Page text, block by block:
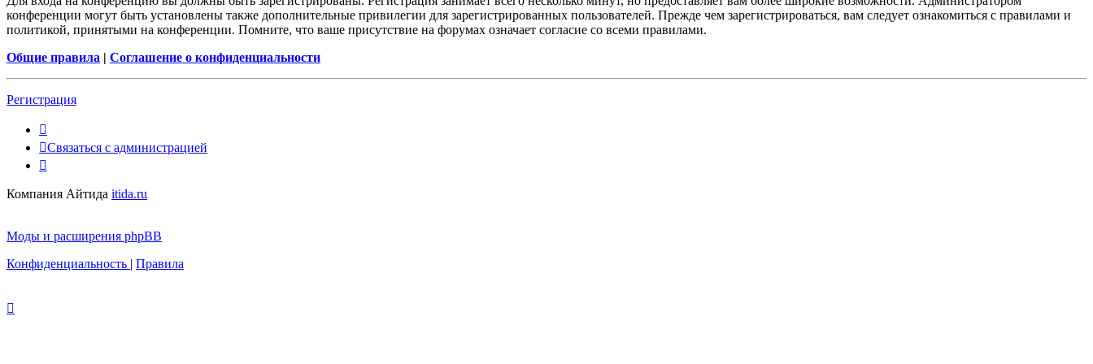
конференции могут быть установлены также дополнительные привилегии для зарегистрированных пользователей. Прежде чем зарегистрироваться, вам следует ознакомиться с правилами и
политикой, принятыми на конференции. Помните, что ваше присутствие на форумах означает согласие со всеми правилами.
Общие правила | Соглашение о конфиденциальности
Регистрация
Связаться с администрацией
Компания Айтида itida.ru
Моды и расширения phpBB
Конфиденциальность | Правила